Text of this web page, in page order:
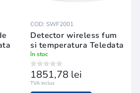
COD: SWF2001
Detector wireless fum
si temperatura Teledata
în stoc
1851,78 lei
TVA inclus